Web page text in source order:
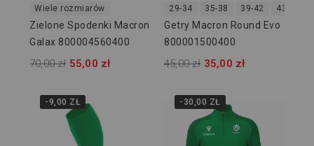
Wiele rozmiarów
Zielone Spodenki Macron
Galax 800004560400
70,00 zł 55,00 zł
29-34 35-38 39-42 43-46
Getry Macron Round Evo
800001500400
45,00 zł 35,00 zł
-9,00 ZŁ -30,00 ZŁ